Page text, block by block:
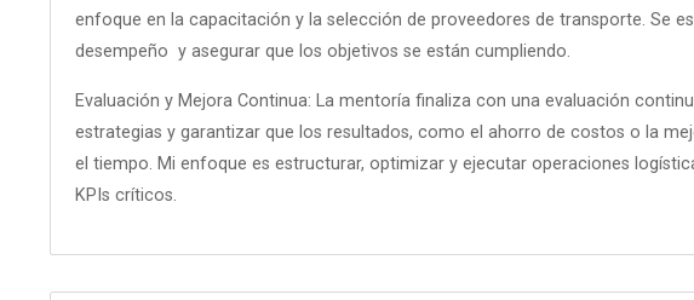
enfoque en la capacitación y la selección de proveedores de transporte. Se
desempeño y asegurar que los objetivos se están cumpliendo.
Evaluación y Mejora Continua: La mentoría finaliza con una evaluación
estrategias y garantizar que los resultados, como el ahorro de costos o la
el tiempo. Mi enfoque es estructurar, optimizar y ejecutar operaciones
KPIs críticos.